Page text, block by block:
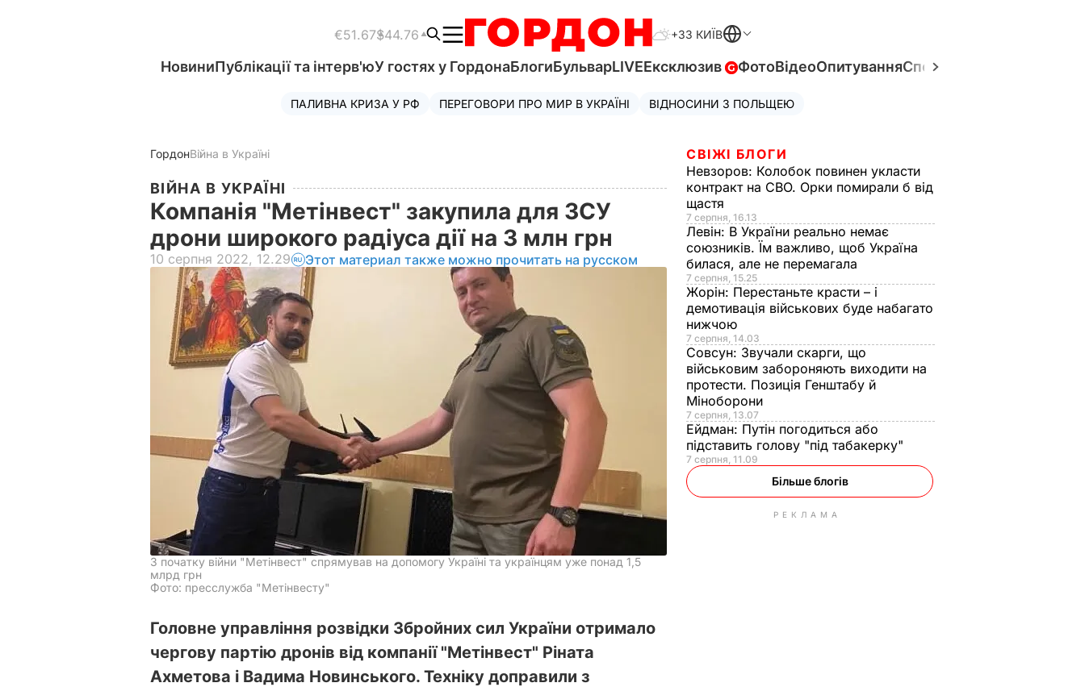
€51.67$44.76 +33 КИЇВ
НовиниПублікації та інтерв'юУ гостях у ГордонаБлогиБульварLIVEЕксклюзив ФотоВідеоОпитуванняСпецпроєкти
ПАЛИВНА КРИЗА У РФ ПЕРЕГОВОРИ ПРО МИР В УКРАЇНІ ВІДНОСИНИ З ПОЛЬЩЕЮ
ГордонВійна в Україні
ВІЙНА В УКРАЇНІ
Компанія "Метінвест" закупила для ЗСУ
дрони широкого радіуса дії на 3 млн грн
10 серпня 2022, 12.29 Этот материал также можно прочитать на русском
З початку війни "Метінвест" спрямував на допомогу Україні та українцям уже понад 1,5
млрд грн
Фото: пресслужба "Метінвесту"
Головне управління розвідки Збройних сил України отримало
чергову партію дронів від компанії "Метінвест" Ріната
Ахметова і Вадима Новинського. Техніку доправили з
СВІЖІ БЛОГИ
Невзоров: Колобок повинен укласти
контракт на СВО. Орки помирали б від
щастя
7 серпня, 16.13
Левін: В України реально немає
союзників. Їм важливо, щоб Україна
билася, але не перемагала
7 серпня, 15.25
Жорін: Перестаньте красти – і
демотивація військових буде набагато
нижчою
7 серпня, 14.03
Совсун: Звучали скарги, що
військовим забороняють виходити на
протести. Позиція Генштабу й
Міноборони
7 серпня, 13.07
Ейдман: Путін погодиться або
підставить голову "під табакерку"
7 серпня, 11.09
Більше блогів
РЕКЛАМА